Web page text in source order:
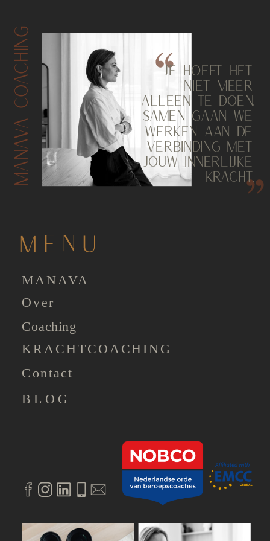
BLOG
KRACHTCOACHING
Contact
Coaching
Over
MANAVA
MENU
MANAVA COACHING
JE HOEFT HET
NIET MEER
ALLEEN TE DOEN.
SAMEN GAAN WE
WERKEN AAN DE
VERBINDING MET
JOUW INNERLIJKE
KRACHT.